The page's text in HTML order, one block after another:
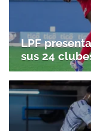
LPF
sus 24